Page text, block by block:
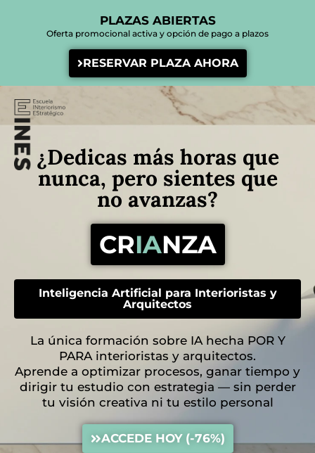
PLAZAS ABIERTAS
Oferta promocional activa y opción de pago a plazos
RESERVAR PLAZA AHORA
¿Dedicas más horas que
nunca, pero sientes que
no avanzas?
CRIANZA
Inteligencia Artificial para Interioristas y
Arquitectos
La única formación sobre IA hecha POR Y
PARA interioristas y arquitectos.
Aprende a optimizar procesos, ganar tiempo y
dirigir tu estudio con estrategia — sin perder
tu visión creativa ni tu estilo personal
ACCEDE HOY (-76%)